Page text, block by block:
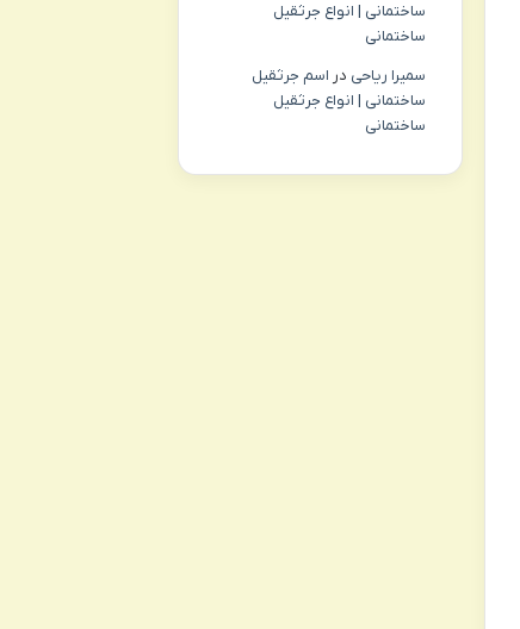
ساختمانی | انواع جرثقیل
ساختمانی
سمیرا ریاحی در اسم جرثقیل
ساختمانی | انواع جرثقیل
ساختمانی